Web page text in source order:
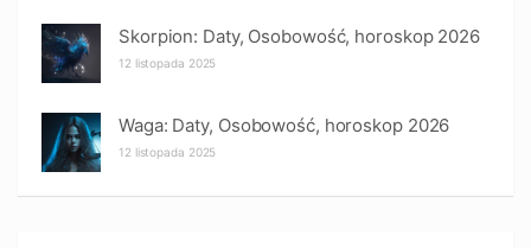
Skorpion: Daty, Osobowość, horoskop 2026
12 listopada 2025
Waga: Daty, Osobowość, horoskop 2026
12 listopada 2025